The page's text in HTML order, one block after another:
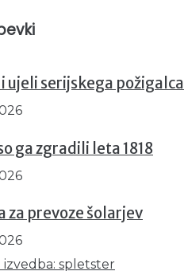
ujeli serijskega požigalca
ga zgradili leta 1818
za prevoze šolarjev
spletster